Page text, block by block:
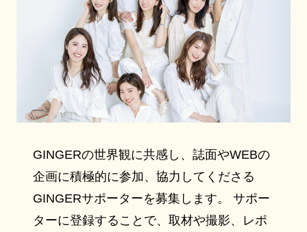
GINGERの世界観に共感し、誌面やWEBの
企画に積極的に参加、協力してくださる
GINGERサポーターを募集します。 サポー
ターに登録することで、取材や撮影、レポ